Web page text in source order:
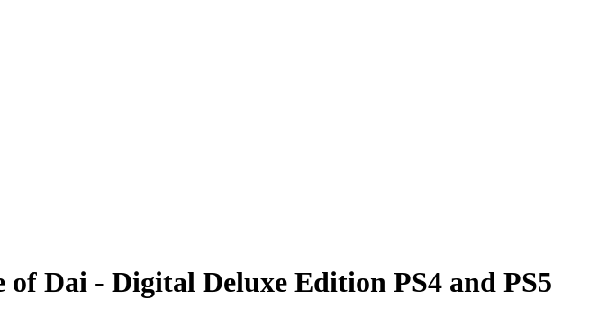
Dai - Digital Deluxe Edition PS4 and PS5